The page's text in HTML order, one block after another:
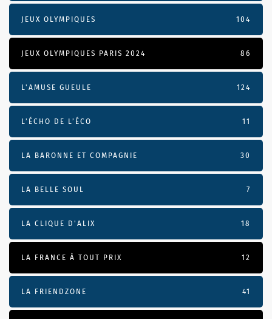
JEUX OLYMPIQUES 104
JEUX OLYMPIQUES PARIS 2024 86
L'AMUSE GUEULE 124
L’ÉCHO DE L’ÉCO 11
LA BARONNE ET COMPAGNIE 30
LA BELLE SOUL 7
LA CLIQUE D'ALIX 18
LA FRANCE À TOUT PRIX 12
LA FRIENDZONE 41